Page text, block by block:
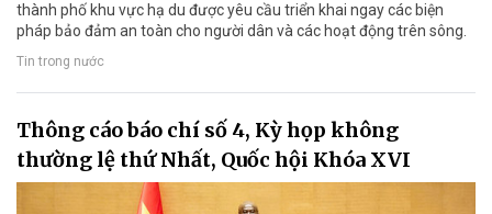
thành phố khu vực hạ du được yêu cầu triển khai ngay các biện
pháp bảo đảm an toàn cho người dân và các hoạt động trên sông.
Tin trong nước
Thông cáo báo chí số 4, Kỳ họp không
thường lệ thứ Nhất, Quốc hội Khóa XVI